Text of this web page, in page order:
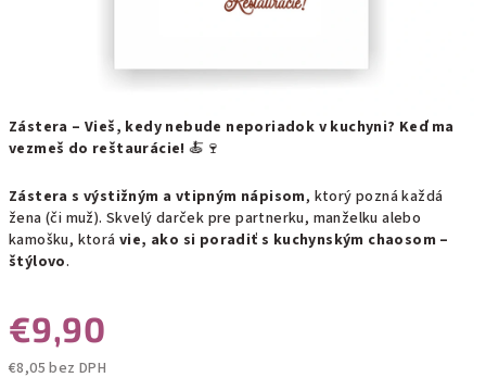
Zástera – Vieš, kedy nebude neporiadok v kuchyni? Keď ma
vezmeš do reštaurácie! 🍝🍷
Zástera s výstižným a vtipným nápisom, ktorý pozná každá
žena (či muž). Skvelý darček pre partnerku, manželku alebo
kamošku, ktorávie, ako si poradiť s kuchynským chaosom –
štýlovo.
€9,90
€8,05 bez DPH